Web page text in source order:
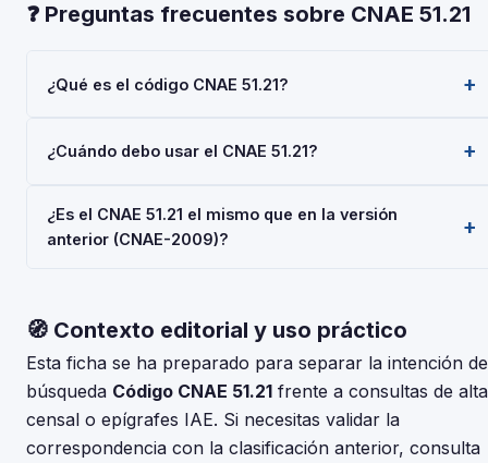
❓ Preguntas frecuentes sobre CNAE 51.21
¿Qué es el código CNAE 51.21?
mercancías', según la Clasificación Nacional de Actividades
Decreto 10/2025. Es un código de nivel 'Clase' usado en
registros oficiales en España.
¿Cuándo debo usar el CNAE 51.21?
'Transporte aéreo de mercancías'. Deberás indicarlo al
darte de alta en la Seguridad Social (RETA), al registrar una
¿Es el CNAE 51.21 el mismo que en la versión
anterior (CNAE-2009)?
verificar si el código 51.21 tuvo modificaciones. El periodo
de adaptación fue hasta el 30 de junio de 2025.
🧭 Contexto editorial y uso práctico
Esta ficha se ha preparado para separar la intención de
búsqueda Código CNAE 51.21 frente a consultas de alta
censal o epígrafes IAE. Si necesitas validar la
correspondencia con la clasificación anterior, consulta